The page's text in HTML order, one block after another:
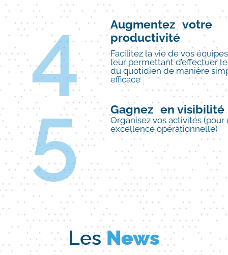
5 Gagnez en visibilité
Organisez vos activités (pour
excellence opérationnelle)
4
Augmentez votre
productivité
Facilitez la vie de vos
leur permettant d’effectuer
du quotidien de manière
efficace
LesNews